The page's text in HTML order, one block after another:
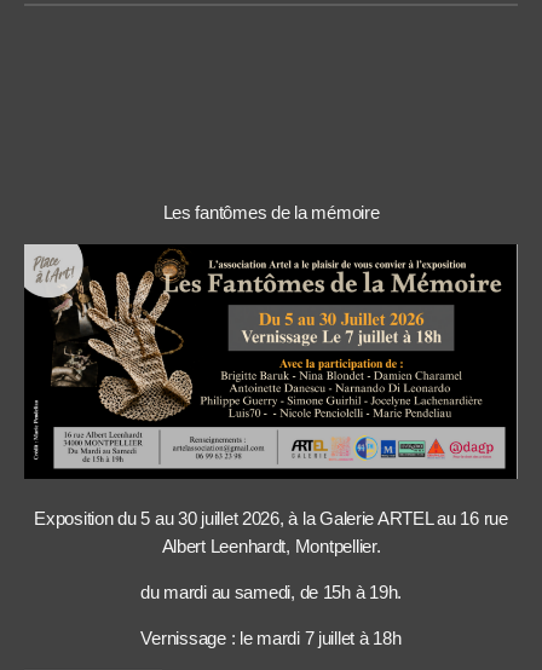
Les fantômes de la mémoire
Exposition du 5 au 30 juillet 2026, à la Galerie ARTEL au 16 rue
Albert Leenhardt, Montpellier.
du mardi au samedi, de 15h à 19h.
Vernissage : le mardi 7 juillet à 18h